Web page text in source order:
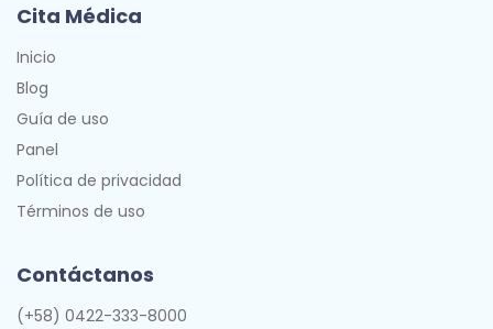
Cita Médica
Inicio
Blog
Guía de uso
Panel
Política de privacidad
Términos de uso
Contáctanos
(+58) 0422-333-8000